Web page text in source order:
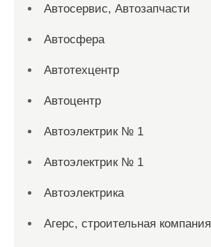
Автосервис, Автозапчасти
Автосфера
Автотехцентр
Автоцентр
Автоэлектрик № 1
Автоэлектрик № 1
Автоэлектрика
Агерс, строительная компания